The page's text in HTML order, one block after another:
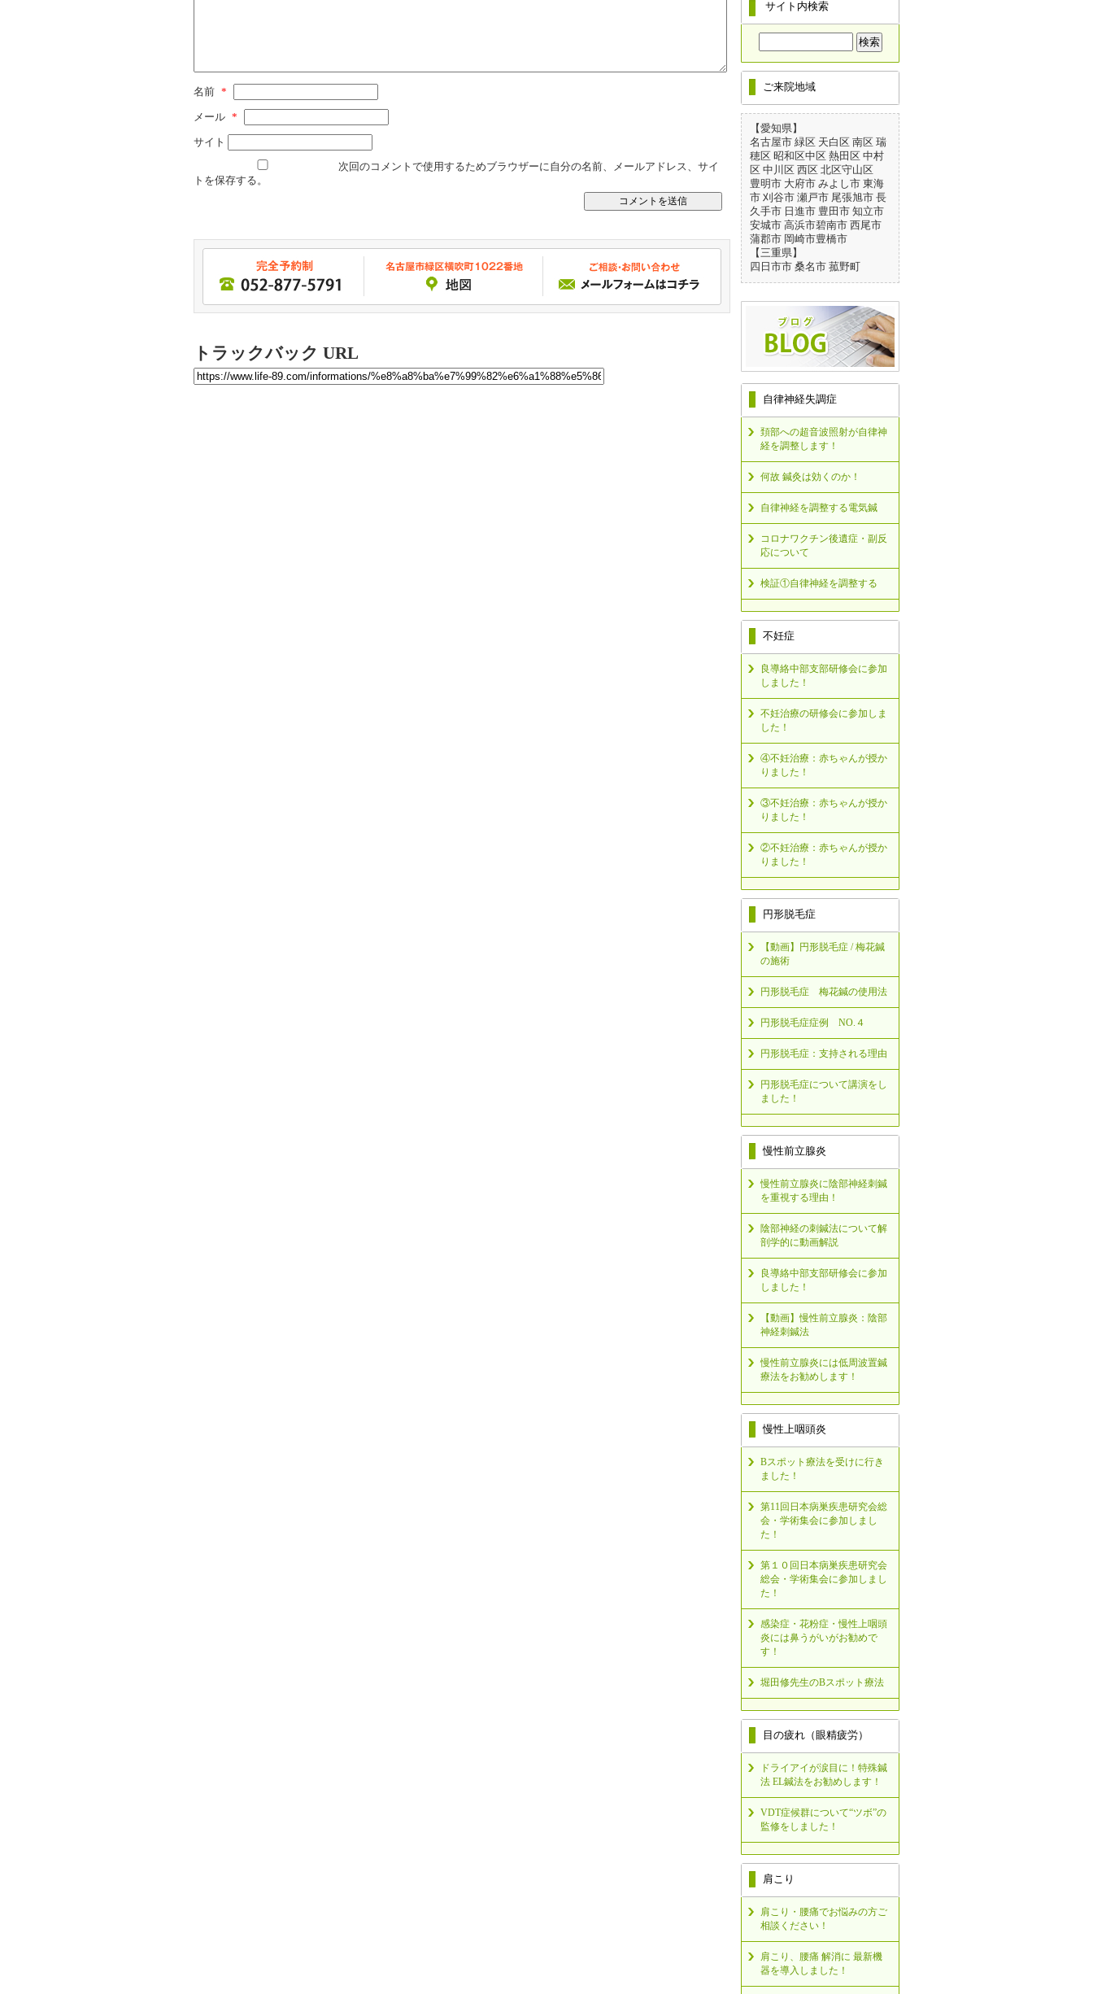
名前 *
メール *
サイト
次回のコメントで使用するためブラウザーに自分の名前、メールアドレス、サイ
トを保存する。
トラックバック URL
サイト内検索
ご来院地域
【愛知県】
名古屋市 緑区 天白区 南区 瑞
穂区 昭和区中区 熱田区 中村
区 中川区 西区 北区守山区
豊明市 大府市 みよし市 東海
市 刈谷市 瀬戸市 尾張旭市 長
久手市 日進市 豊田市 知立市
安城市 高浜市碧南市 西尾市
蒲郡市 岡崎市豊橋市
【三重県】
四日市市 桑名市 菰野町
自律神経失調症
頚部への超音波照射が自律神
経を調整します！
何故 鍼灸は効くのか！
自律神経を調整する電気鍼
コロナワクチン後遺症・副反
応について
検証①自律神経を調整する
不妊症
良導絡中部支部研修会に参加
しました！
不妊治療の研修会に参加しま
した！
④不妊治療：赤ちゃんが授か
りました！
③不妊治療：赤ちゃんが授か
りました！
②不妊治療：赤ちゃんが授か
りました！
円形脱毛症
【動画】円形脱毛症 / 梅花鍼
の施術
円形脱毛症 梅花鍼の使用法
円形脱毛症症例 NO.４
円形脱毛症：支持される理由
円形脱毛症について講演をし
ました！
慢性前立腺炎
慢性前立腺炎に陰部神経刺鍼
を重視する理由！
陰部神経の刺鍼法について解
剖学的に動画解説
良導絡中部支部研修会に参加
しました！
【動画】慢性前立腺炎：陰部
神経刺鍼法
慢性前立腺炎には低周波置鍼
療法をお勧めします！
慢性上咽頭炎
Bスポット療法を受けに行き
ました！
第11回日本病巣疾患研究会総
会・学術集会に参加しまし
た！
第１０回日本病巣疾患研究会
総会・学術集会に参加しまし
た！
感染症・花粉症・慢性上咽頭
炎には鼻うがいがお勧めで
す！
堀田修先生のBスポット療法
目の疲れ（眼精疲労）
ドライアイが涙目に！特殊鍼
法 EL鍼法をお勧めします！
VDT症候群について“ツボ”の
監修をしました！
肩こり
肩こり・腰痛でお悩みの方ご
相談ください！
肩こり、腰痛 解消に 最新機
器を導入しました！